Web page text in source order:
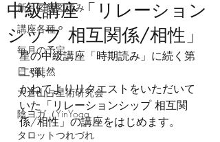
新月図蝕図読み
講座各種
毎月の予定
日々徒然
大倉山占星術研究会
陰ヨガ（YinYoga
タロットつれづれ
中級講座「リレーション
シップ 相互関係/相性」
星の中級講座「時期読み」に続く第
二弾。
かねてよりリクエストをいただいて
いた「リレーションシップ 相互関
係/相性」の講座をはじめます。